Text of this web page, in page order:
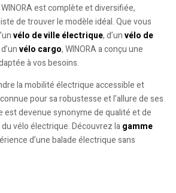
est complète et diversifiée,
de trouver le modèle idéal. Que vous
vélo de ville électrique, d’unvélo de
vélo cargo, WINORA a conçu une
à vos besoins.
la mobilité électrique accessible et
pour sa robustesse et l’allure de ses
est devenue synonyme de qualité et de
vélo électrique. Découvrez lagamme
d’une balade électrique sans